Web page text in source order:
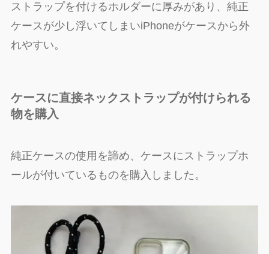
ストラップを付けるホルダーに厚みがあり、純正
ケースが少し浮いてしまいiPhoneがケースから外
れやすい。
ケースに直接ネックストラップが付けられる
物を購入
純正ケースの使用を諦め、ケースにストラップホ
ールが付いているものを購入しました。